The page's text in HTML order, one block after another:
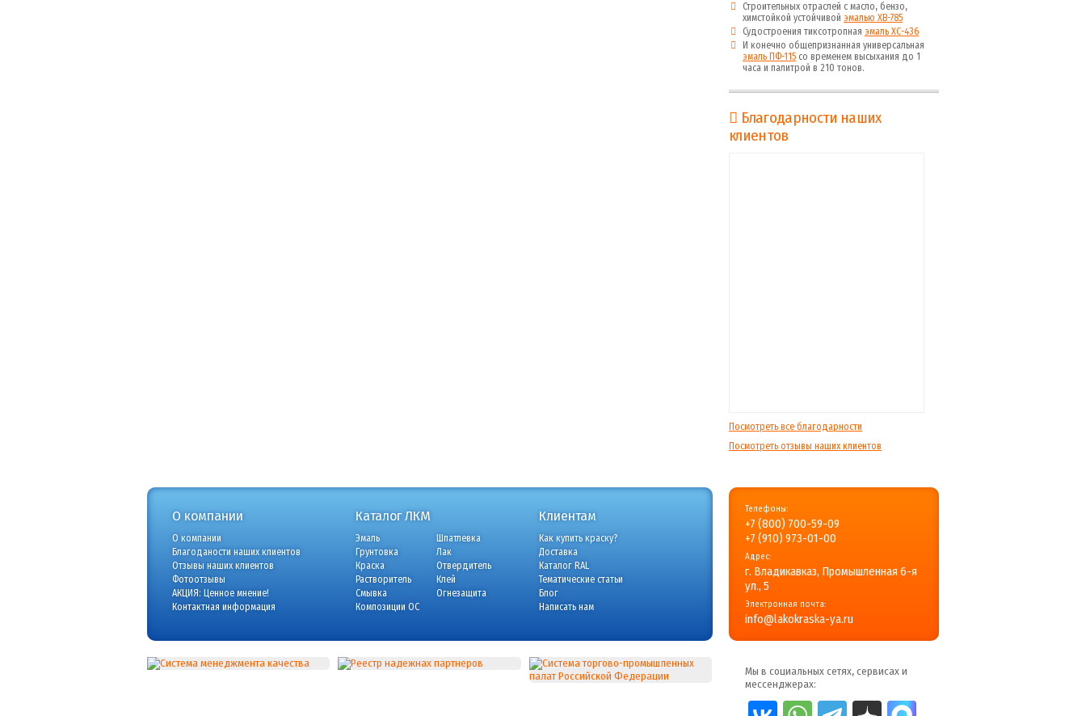
Строительных отраслей с масло, бензо,
химстойкой устойчивой эмалью ХВ-785
Судостроения тиксотропная эмаль ХС-436
И конечно общепризнанная универсальная
эмаль ПФ-115 со временем высыхания до 1
часа и палитрой в 210 тонов.
Благодарности наших
клиентов
Посмотреть все благодарности
Посмотреть отзывы наших клиентов
О компании
О компании
Благоданости наших клиентов
Отзывы наших клиентов
Фотоотзывы
АКЦИЯ: Ценное мнение!
Контактная информация
Каталог ЛКМ
Эмаль
Шпатлевка
Грунтовка
Лак
Краска
Отвердитель
Растворитель
Клей
Смывка
Огнезащита
Композиции ОС
Клиентам
Как купить краску?
Доставка
Каталог RAL
Тематические статьи
Блог
Написать нам
Телефоны:
+7 (800) 700-59-09
+7 (910) 973-01-00
Адрес:
г. Владикавказ, Промышленная 6-я
ул., 5
Электронная почта:
info@lakokraska-ya.ru
Мы в социальных сетях, сервисах и
мессенджерах: